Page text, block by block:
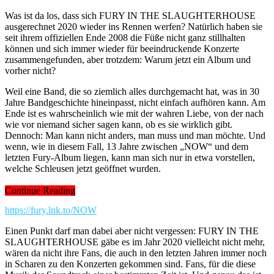
Was ist da los, dass sich FURY IN THE SLAUGHTERHOUSE
ausgerechnet 2020 wieder ins Rennen werfen? Natürlich haben sie
seit ihrem offiziellen Ende 2008 die Füße nicht ganz stillhalten
können und sich immer wieder für beeindruckende Konzerte
zusammengefunden, aber trotzdem: Warum jetzt ein Album und
vorher nicht?
Weil eine Band, die so ziemlich alles durchgemacht hat, was in 30
Jahre Bandgeschichte hineinpasst, nicht einfach aufhören kann. Am
Ende ist es wahrscheinlich wie mit der wahren Liebe, von der nach
wie vor niemand sicher sagen kann, ob es sie wirklich gibt.
Dennoch: Man kann nicht anders, man muss und man möchte. Und
wenn, wie in diesem Fall, 13 Jahre zwischen „NOW“ und dem
letzten Fury-Album liegen, kann man sich nur in etwa vorstellen,
welche Schleusen jetzt geöffnet wurden.
https://fury.lnk.to/NOW
Einen Punkt darf man dabei aber nicht vergessen: FURY IN THE
SLAUGHTERHOUSE gäbe es im Jahr 2020 vielleicht nicht mehr,
wären da nicht ihre Fans, die auch in den letzten Jahren immer noch
in Scharen zu den Konzerten gekommen sind. Fans, für die diese
Continue Reading